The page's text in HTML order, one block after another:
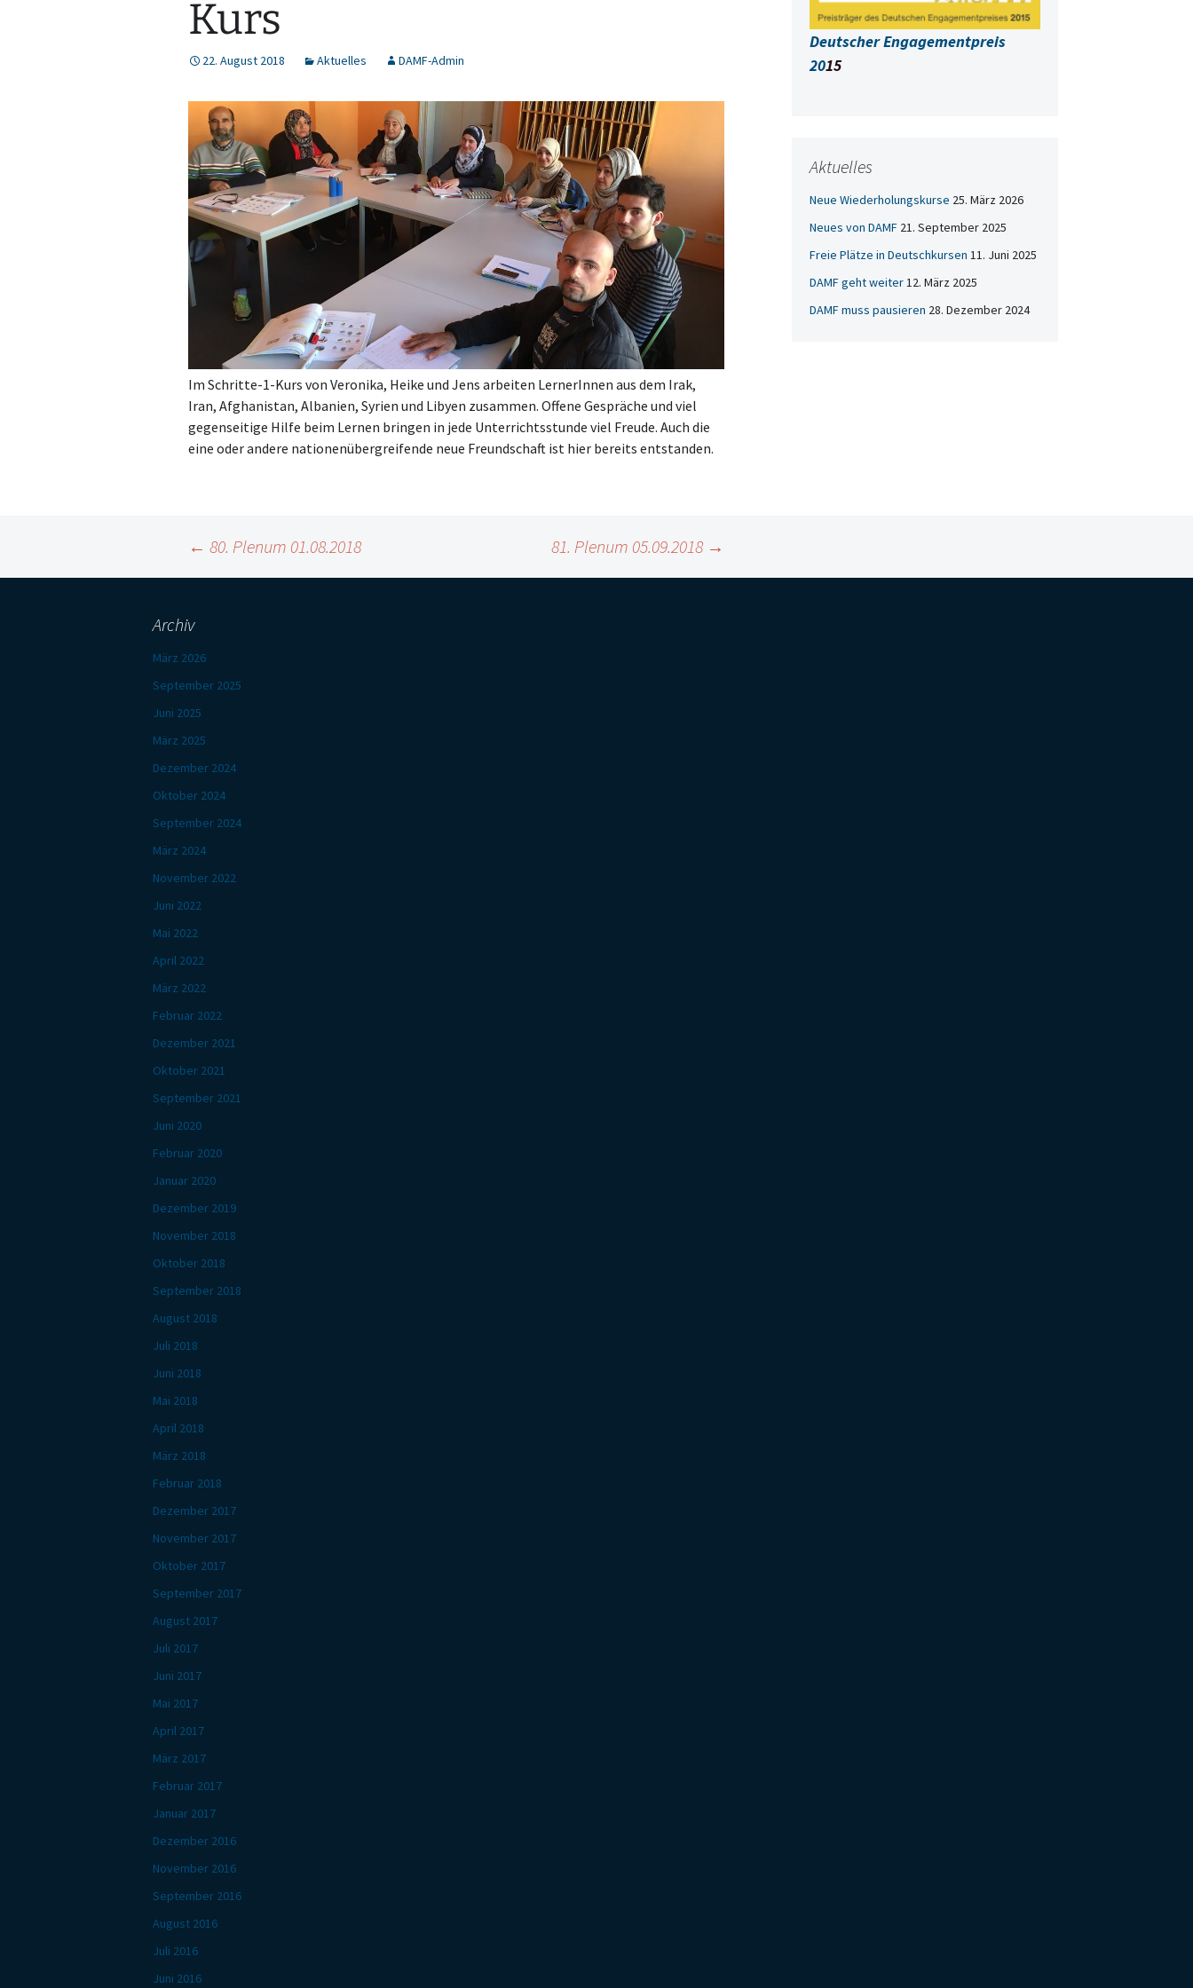
Kurs
22. August 2018 Aktuelles DAMF-Admin
Im Schritte-1-Kurs von Veronika, Heike und Jens arbeiten LernerInnen aus dem Irak,
Iran, Afghanistan, Albanien, Syrien und Libyen zusammen. Offene Gespräche und viel
gegenseitige Hilfe beim Lernen bringen in jede Unterrichtsstunde viel Freude. Auch die
eine oder andere nationenübergreifende neue Freundschaft ist hier bereits entstanden.
Beitragsnavigation
← 80. Plenum 01.08.2018 81. Plenum 05.09.2018 →
Deutscher Engagementpreis
2015
Aktuelles
Neue Wiederholungskurse 25. März 2026
Neues von DAMF 21. September 2025
Freie Plätze in Deutschkursen 11. Juni 2025
DAMF geht weiter 12. März 2025
DAMF muss pausieren 28. Dezember 2024
Archiv
März 2026
September 2025
Juni 2025
März 2025
Dezember 2024
Oktober 2024
September 2024
März 2024
November 2022
Juni 2022
Mai 2022
April 2022
März 2022
Februar 2022
Dezember 2021
Oktober 2021
September 2021
Juni 2020
Februar 2020
Januar 2020
Dezember 2019
November 2018
Oktober 2018
September 2018
August 2018
Juli 2018
Juni 2018
Mai 2018
April 2018
März 2018
Februar 2018
Dezember 2017
November 2017
Oktober 2017
September 2017
August 2017
Juli 2017
Juni 2017
Mai 2017
April 2017
März 2017
Februar 2017
Januar 2017
Dezember 2016
November 2016
September 2016
August 2016
Juli 2016
Juni 2016